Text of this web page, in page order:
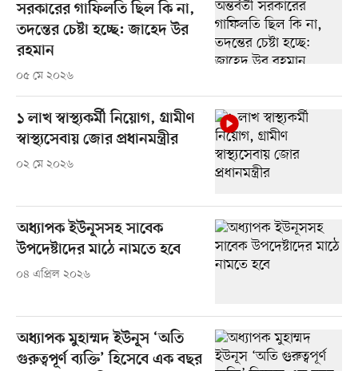
সরকারের গাফিলতি ছিল কি না,
তদন্তের চেষ্টা হচ্ছে: জাহেদ উর
রহমান
০৫ মে ২০২৬
১ লাখ স্বাস্থ্যকর্মী নিয়োগ, গ্রামীণ
স্বাস্থ্যসেবায় জোর প্রধানমন্ত্রীর
০২ মে ২০২৬
অধ্যাপক ইউনূসসহ সাবেক
উপদেষ্টাদের মাঠে নামতে হবে
০৪ এপ্রিল ২০২৬
অধ্যাপক মুহাম্মদ ইউনূস ‘অতি
গুরুত্বপূর্ণ ব্যক্তি’ হিসেবে এক বছর